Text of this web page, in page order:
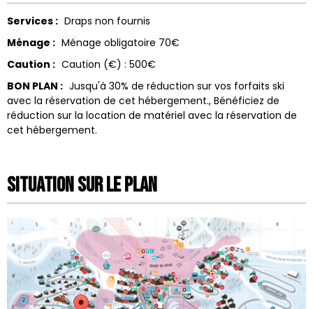
Services : Draps non fournis
Ménage : Ménage obligatoire 70€
Caution : Caution (€) : 500€
BON PLAN : Jusqu'à 30% de réduction sur vos forfaits ski
avec la réservation de cet hébergement. Bénéficiez de
réduction sur la location de matériel avec la réservation de
cet hébergement.
Situation sur le Plan